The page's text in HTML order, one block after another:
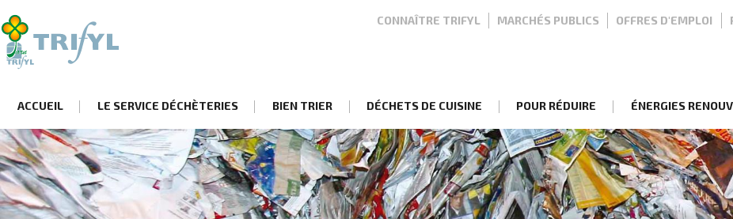
Aller
au
contenu
principal
CONNAÎTRE TRIFYL MARCHÉS PUBLICS OFFRES D'EMPLOI
ACCUEIL LE SERVICE DÉCHÈTERIES BIEN TRIER DÉCHETS DE CUISINE POUR RÉDUIRE ÉNERGIES